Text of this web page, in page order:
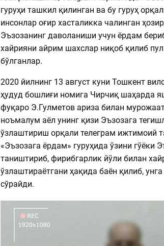
гуруҳи ташкил қилинган ва бу гуруҳ
инсонлар оғир хасталикка чалинган
Эъзозанинг даволаниши учун ёрдам
хайрияни айрим шахслар ниқоб қилиб
бўлганлар.
2020 йилнинг 13 август куни Тошкент
ҳудуд бошлиғи номига Чирчиқ шаҳарда
фуқаро Э.Гулметов ариза билан
ноъмалум аёл унинг қизи Эъзозага
ўзлаштириш орқали телеграм ижтимоий
«Эъзозага ёрдам» гуруҳида ўзини гўёки
таништириб, фирибгарлик йўли билан
ўзлаштираётгани ҳақида баён қилиб,
сўрайди.